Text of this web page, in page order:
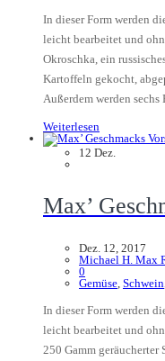
In dieser Form werden
leicht bearbeitet und
Okroschka, ein
Kartoffeln gekocht,
Außerdem werden
Weiterlesen
12 Dez.
Max’
Dez. 12, 2017
Michael H. Max
0
Gemüse Schwein
In dieser Form werden
leicht bearbeitet und
250 Gamm